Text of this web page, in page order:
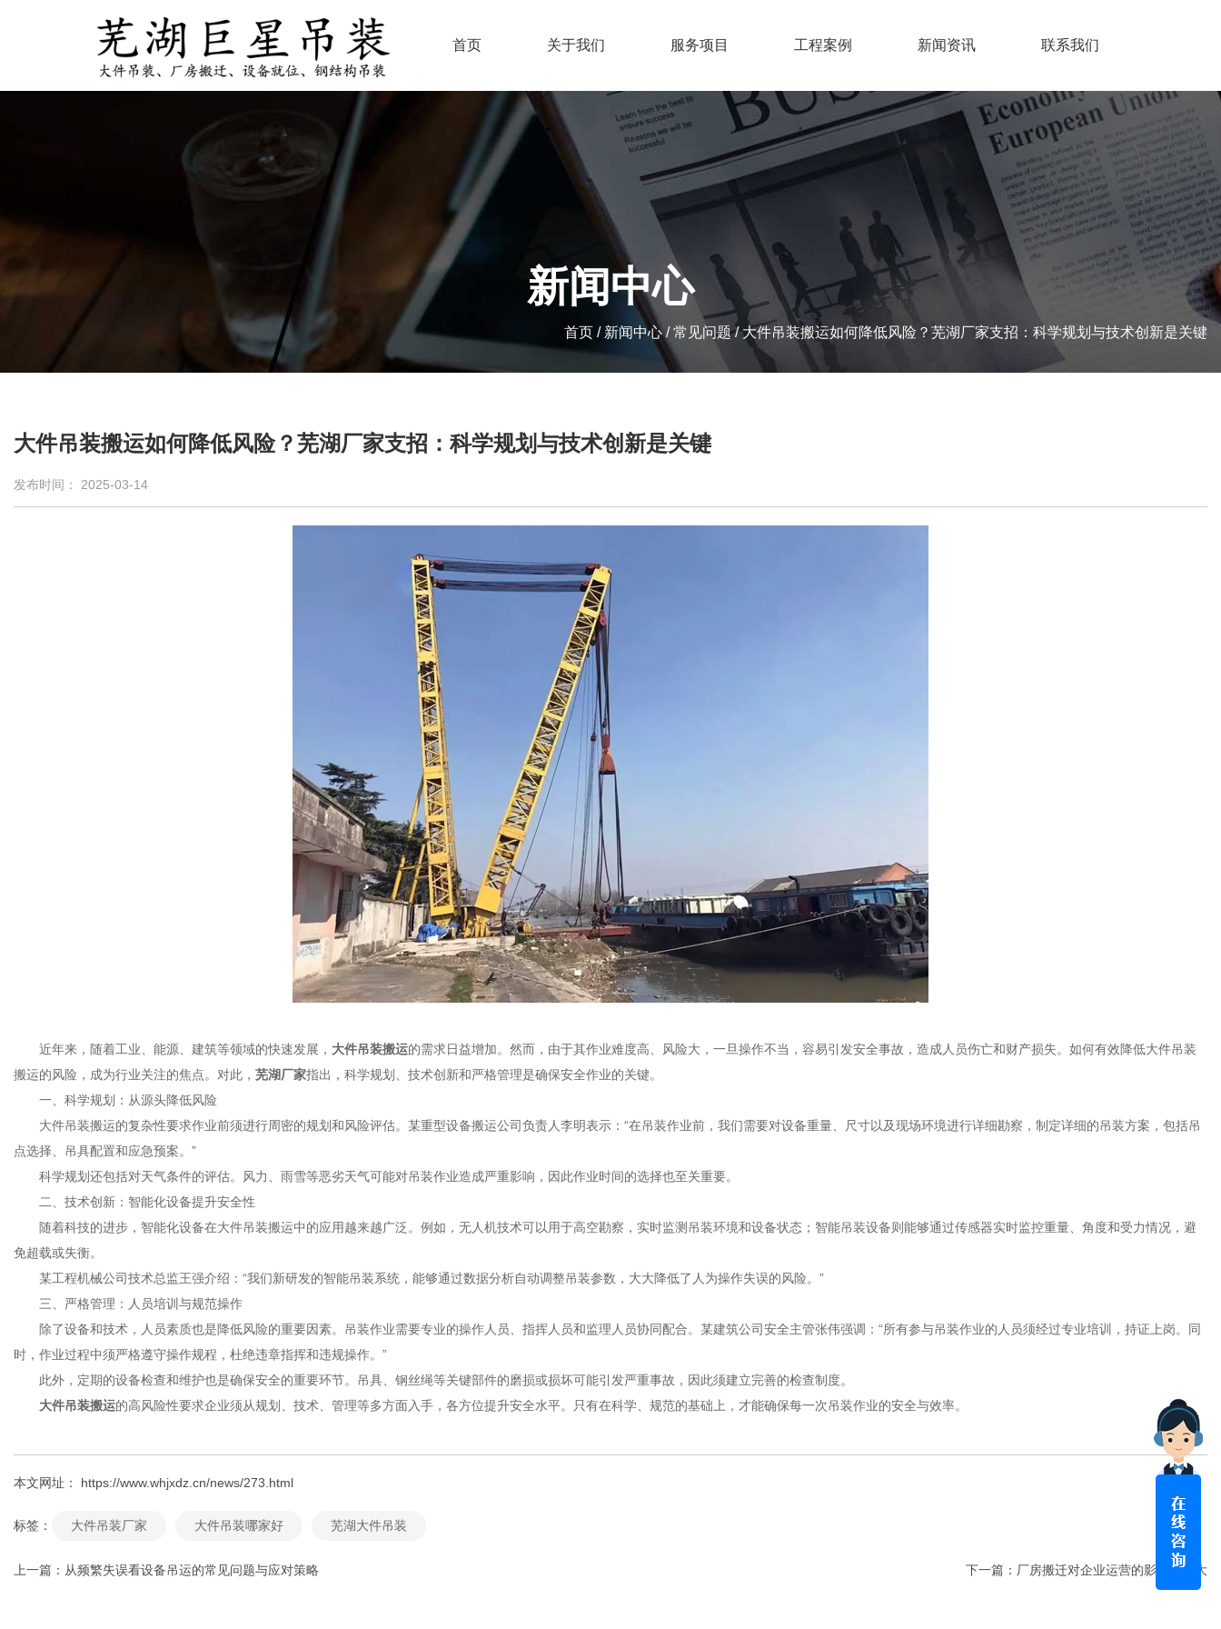
首页 关于我们 服务项目 工程案例 新闻资讯 联系我们
新闻中心
首页 / 新闻中心 /常见问题 /大件吊装搬运如何降低风险？芜湖厂家支招：科学规划与技术创新是关键
大件吊装搬运如何降低风险？芜湖厂家支招：科学规划与技术创新是关键
发布时间： 2025-03-14
近年来，随着工业、能源、建筑等领域的快速发展， 大件吊装搬运的需求日益增加。然而，由于其作业难度高、风险大，一旦操作不当，容易引发安全事故，造成人员伤亡和财产损失。如何有效降低大件吊装
搬运的风险，成为行业关注的焦点。对此， 芜湖厂家指出，科学规划、技术创新和严格管理是确保安全作业的关键。
一、科学规划：从源头降低风险
大件吊装搬运的复杂性要求作业前须进行周密的规划和风险评估。某重型设备搬运公司负责人李明表示：“在吊装作业前，我们需要对设备重量、尺寸以及现场环境进行详细勘察，制定详细的吊装方案，包括吊
点选择、吊具配置和应急预案。”
科学规划还包括对天气条件的评估。风力、雨雪等恶劣天气可能对吊装作业造成严重影响，因此作业时间的选择也至关重要。
二、技术创新：智能化设备提升安全性
随着科技的进步，智能化设备在大件吊装搬运中的应用越来越广泛。例如，无人机技术可以用于高空勘察，实时监测吊装环境和设备状态；智能吊装设备则能够通过传感器实时监控重量、角度和受力情况，避
免超载或失衡。
某工程机械公司技术总监王强介绍：“我们新研发的智能吊装系统，能够通过数据分析自动调整吊装参数，大大降低了人为操作失误的风险。”
三、严格管理：人员培训与规范操作
除了设备和技术，人员素质也是降低风险的重要因素。吊装作业需要专业的操作人员、指挥人员和监理人员协同配合。某建筑公司安全主管张伟强调：“所有参与吊装作业的人员须经过专业培训，持证上岗。同
时，作业过程中须严格遵守操作规程，杜绝违章指挥和违规操作。”
此外，定期的设备检查和维护也是确保安全的重要环节。吊具、钢丝绳等关键部件的磨损或损坏可能引发严重事故，因此须建立完善的检查制度。
大件吊装搬运的高风险性要求企业须从规划、技术、管理等多方面入手，各方位提升安全水平。只有在科学、规范的基础上，才能确保每一次吊装作业的安全与效率。
本文网址： https://www.whjxdz.cn/news/273.html
标签： 大件吊装厂家 大件吊装哪家好 芜湖大件吊装
上一篇： 从频繁失误看设备吊运的常见问题与应对策略 下一篇： 厂房搬迁对企业运营的影响有多大